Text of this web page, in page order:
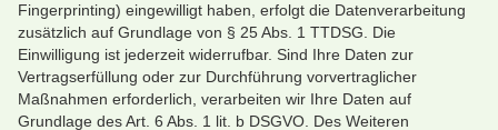
Fingerprinting) eingewilligt haben, erfolgt die Datenverarbeitung
zusätzlich auf Grundlage von § 25 Abs. 1 TTDSG. Die
Einwilligung ist jederzeit widerrufbar. Sind Ihre Daten zur
Vertragserfüllung oder zur Durchführung vorvertraglicher
Maßnahmen erforderlich, verarbeiten wir Ihre Daten auf
Grundlage des Art. 6 Abs. 1 lit. b DSGVO. Des Weiteren